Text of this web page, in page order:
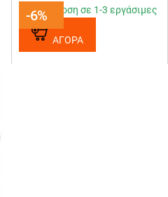
-6%
-6%
Παράδοση σε 1-3 εργάσιμες
ΑΓΟΡΑ